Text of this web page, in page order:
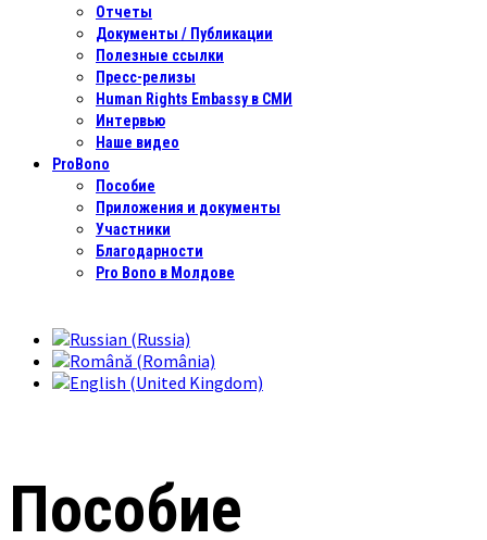
Отчеты
Документы / Публикации
Полезные ссылки
Пресс-релизы
Human Rights Embassy в СМИ
Интервью
Наше видео
ProBono
Пособие
Приложения и документы
Участники
Благодарности
Pro Bono в Молдове
Пособие